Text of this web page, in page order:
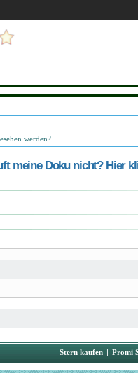
werden?
meine Doku nicht? Hier
Stern kaufen | Promi